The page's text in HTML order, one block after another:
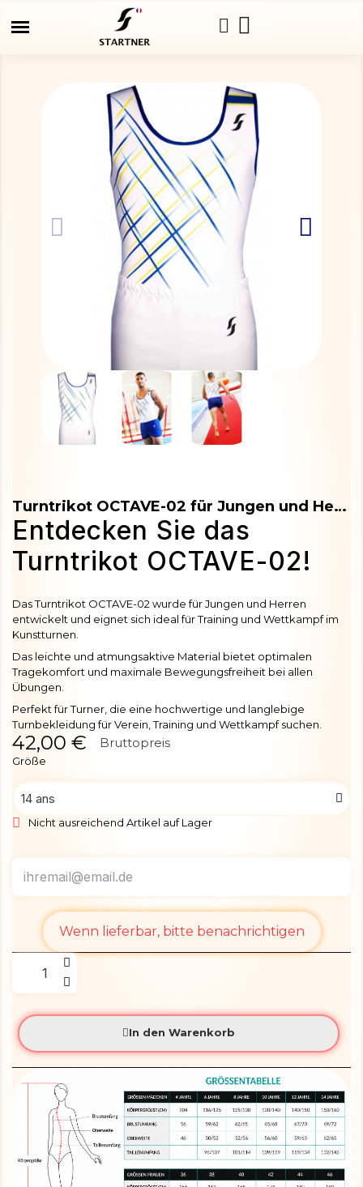
Turntrikot OCTAVE-02 für Jungen und Herren
Entdecken Sie das
Turntrikot OCTAVE-02!
Das Turntrikot OCTAVE-02 wurde für Jungen und Herren
entwickelt und eignet sich ideal für Training und Wettkampf im
Kunstturnen.
Das leichte und atmungsaktive Material bietet optimalen
Tragekomfort und maximale Bewegungsfreiheit bei allen
Übungen.
Perfekt für Turner, die eine hochwertige und langlebige
Turnbekleidung für Verein, Training und Wettkampf suchen.
42,00 € Bruttopreis
Größe
Nicht ausreichend Artikel auf Lager
Wenn lieferbar, bitte benachrichtigen
In den Warenkorb